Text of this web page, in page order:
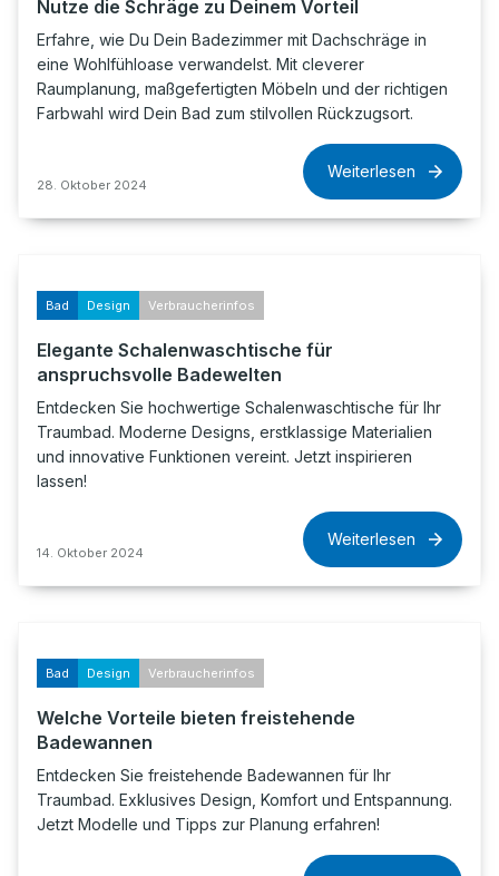
Nutze die Schräge zu Deinem Vorteil
Erfahre, wie Du Dein Badezimmer mit Dachschräge in
eine Wohlfühloase verwandelst. Mit cleverer
Raumplanung, maßgefertigten Möbeln und der richtigen
Farbwahl wird Dein Bad zum stilvollen Rückzugsort.
28. Oktober 2024
Weiterlesen
Bad Design Verbraucherinfos
Elegante Schalenwaschtische für
anspruchsvolle Badewelten
Entdecken Sie hochwertige Schalenwaschtische für Ihr
Traumbad. Moderne Designs, erstklassige Materialien
und innovative Funktionen vereint. Jetzt inspirieren
lassen!
14. Oktober 2024
Weiterlesen
Bad Design Verbraucherinfos
Welche Vorteile bieten freistehende
Badewannen
Entdecken Sie freistehende Badewannen für Ihr
Traumbad. Exklusives Design, Komfort und Entspannung.
Jetzt Modelle und Tipps zur Planung erfahren!